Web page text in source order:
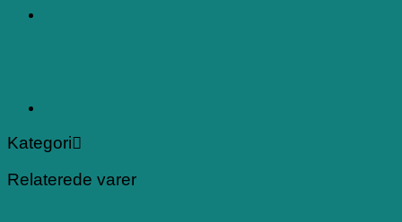
Kategori
Relaterede varer